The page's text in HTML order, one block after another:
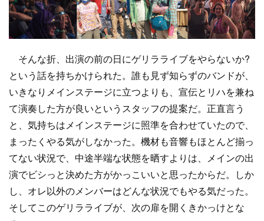
そんな折、出演の前の日にゲリラライブをやらないか?
という話を持ちかけられた。誰も見ず知らずのバンドが、
いきなりメインステージに立つよりも、宣伝とリハを兼ね
て演奏した方が良いというスタッフの提案だ。正直言う
と、気持ちはメインステージに照準を合わせていたので、
まったくやる気がしなかった。機材も音響もほとんど揃っ
てない状況で、中途半端な状態を晒すよりは、メインの出
演でビシっと決めた方がかっこいいと思ったからだ。しか
し、オレ以外のメンバーはどんな状況でもやる気だった。
そしてこのゲリラライブが、次の扉を開くきかっけとな